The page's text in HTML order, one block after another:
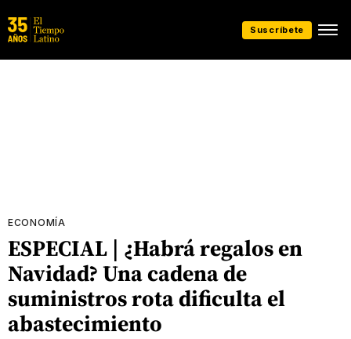
Suscríbete
ECONOMÍA
ESPECIAL | ¿Habrá regalos en
Navidad? Una cadena de
suministros rota dificulta el
abastecimiento